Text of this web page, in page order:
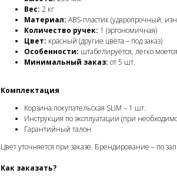
Вес: 2 кг
Материал: ABS-пластик (ударопрочный,
Количество ручек: 1 (эргономичная)
Цвет: красный (другие цвета – под заказ)
Особенности: штабелируется, легко
Минимальный заказ: от 5 шт.
Комплектация
Корзина покупательская SLIM – 1 шт.
Инструкция по эксплуатации (при
Гарантийный талон
Цвет уточняется при заказе. Брендирование – по
Как заказать?